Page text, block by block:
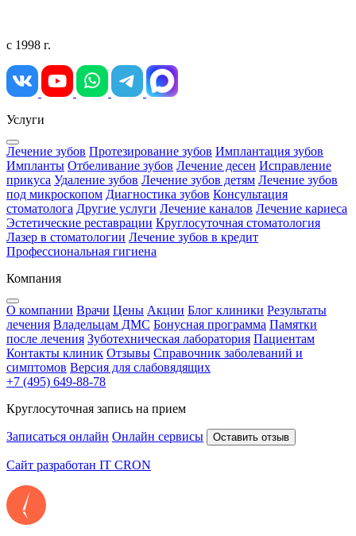
с 1998 г.
Услуги
Лечение зубов Протезирование зубов Имплантация зубов
Импланты Отбеливание зубов Лечение десен Исправление
прикуса Удаление зубов Лечение зубов детям Лечение зубов
под микроскопом Диагностика зубов Консультация
стоматолога Другие услуги Лечение каналов Лечение кариеса
Эстетические реставрации Круглосуточная стоматология
Лазер в стоматологии Лечение зубов в кредит
Профессиональная гигиена
Компания
О компании Врачи Цены Акции Блог клиники Результаты
лечения Владельцам ДМС Бонусная программа Памятки
после лечения Зуботехническая лаборатория Пациентам
Контакты клиник Отзывы Справочник заболеваний и
симптомов Версия для слабовядящих
+7 (495) 649-88-78
Круглосуточная запись на прием
Записаться онлайн Онлайн сервисы Оставить отзыв
Сайт разработан IT CRON